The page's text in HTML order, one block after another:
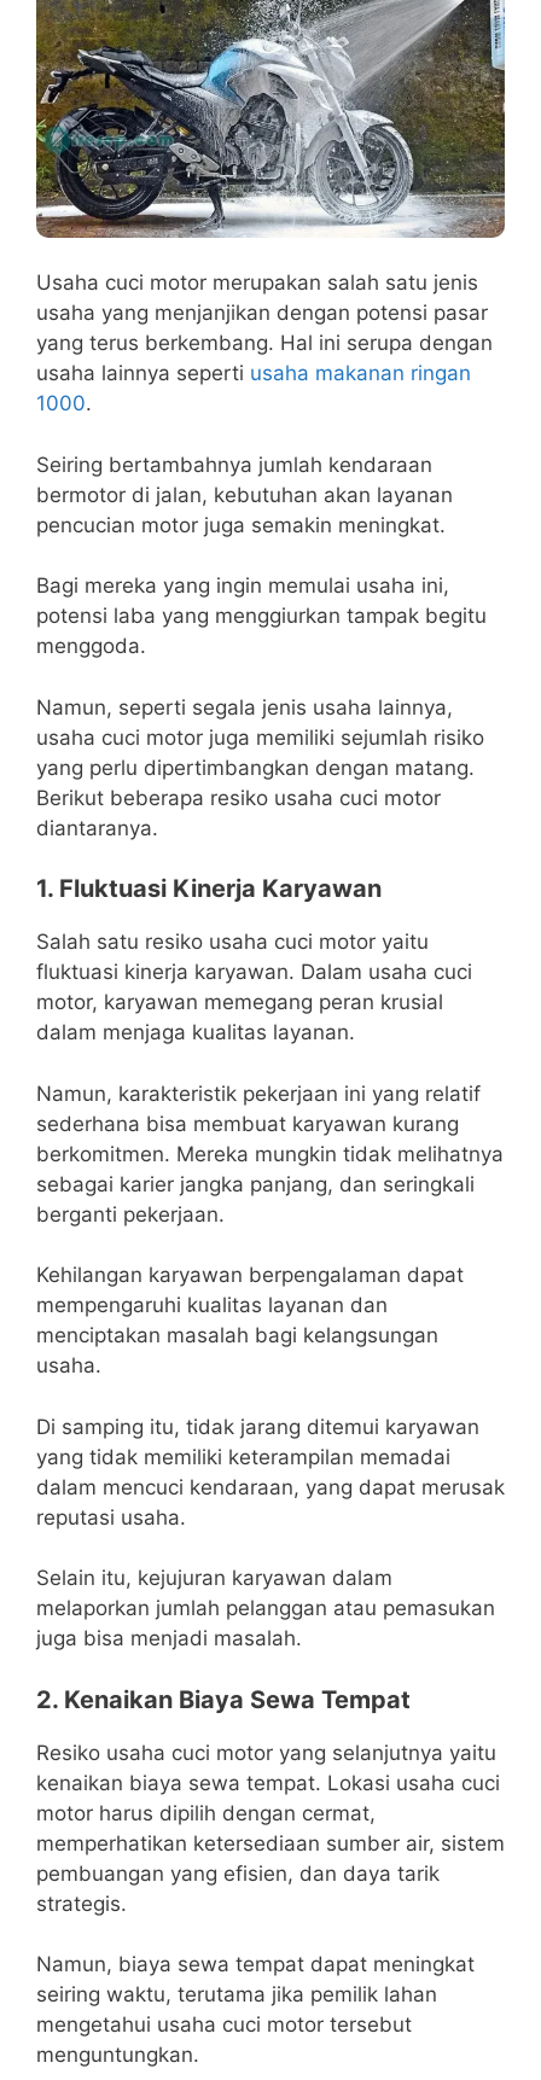
Usaha cuci motor merupakan salah satu jenis
usaha yang menjanjikan dengan potensi pasar
yang terus berkembang. Hal ini serupa dengan
usaha lainnya seperti usaha makanan ringan
1000.
Seiring bertambahnya jumlah kendaraan
bermotor di jalan, kebutuhan akan layanan
pencucian motor juga semakin meningkat.
Bagi mereka yang ingin memulai usaha ini,
potensi laba yang menggiurkan tampak begitu
menggoda.
Namun, seperti segala jenis usaha lainnya,
usaha cuci motor juga memiliki sejumlah risiko
yang perlu dipertimbangkan dengan matang.
Berikut beberapa resiko usaha cuci motor
diantaranya.
1. Fluktuasi Kinerja Karyawan
Salah satu resiko usaha cuci motor yaitu
fluktuasi kinerja karyawan. Dalam usaha cuci
motor, karyawan memegang peran krusial
dalam menjaga kualitas layanan.
Namun, karakteristik pekerjaan ini yang relatif
sederhana bisa membuat karyawan kurang
berkomitmen. Mereka mungkin tidak melihatnya
sebagai karier jangka panjang, dan seringkali
berganti pekerjaan.
Kehilangan karyawan berpengalaman dapat
mempengaruhi kualitas layanan dan
menciptakan masalah bagi kelangsungan
usaha.
Di samping itu, tidak jarang ditemui karyawan
yang tidak memiliki keterampilan memadai
dalam mencuci kendaraan, yang dapat merusak
reputasi usaha.
Selain itu, kejujuran karyawan dalam
melaporkan jumlah pelanggan atau pemasukan
juga bisa menjadi masalah.
2. Kenaikan Biaya Sewa Tempat
Resiko usaha cuci motor yang selanjutnya yaitu
kenaikan biaya sewa tempat. Lokasi usaha cuci
motor harus dipilih dengan cermat,
memperhatikan ketersediaan sumber air, sistem
pembuangan yang efisien, dan daya tarik
strategis.
Namun, biaya sewa tempat dapat meningkat
seiring waktu, terutama jika pemilik lahan
mengetahui usaha cuci motor tersebut
menguntungkan.